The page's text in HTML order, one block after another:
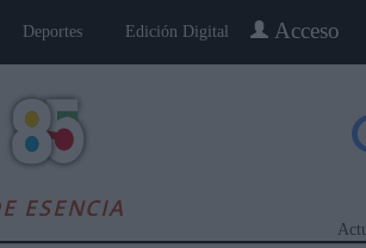
Acceso
Deportes Edición Digital
ESENCIA